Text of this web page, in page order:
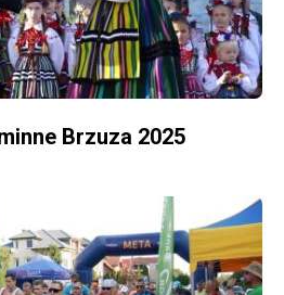
Brzuza 2025